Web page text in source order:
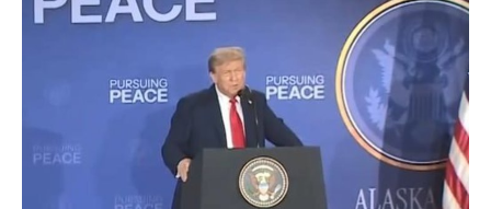
КОМУ ПРИНАДЛЕЖАТ
БЮДЖЕТ
НЕФТЕХИМИЯ
НОВОСТИ АВТО
БИЗНЕС
РОЗНИЧНАЯ ТОРГОВЛЯ
НОВОСТИ ТЕХНОЛОГИЙ
НОВОСТИ МЕРОПРИЯТИЙ